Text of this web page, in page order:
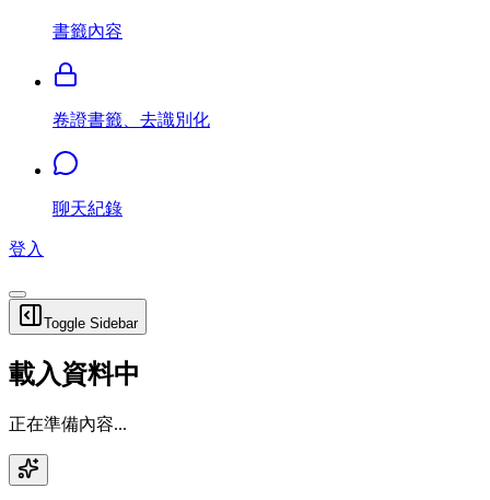
書籤內容
卷證書籤、去識別化
聊天紀錄
登入
Toggle Sidebar
載入資料中
正在準備內容...